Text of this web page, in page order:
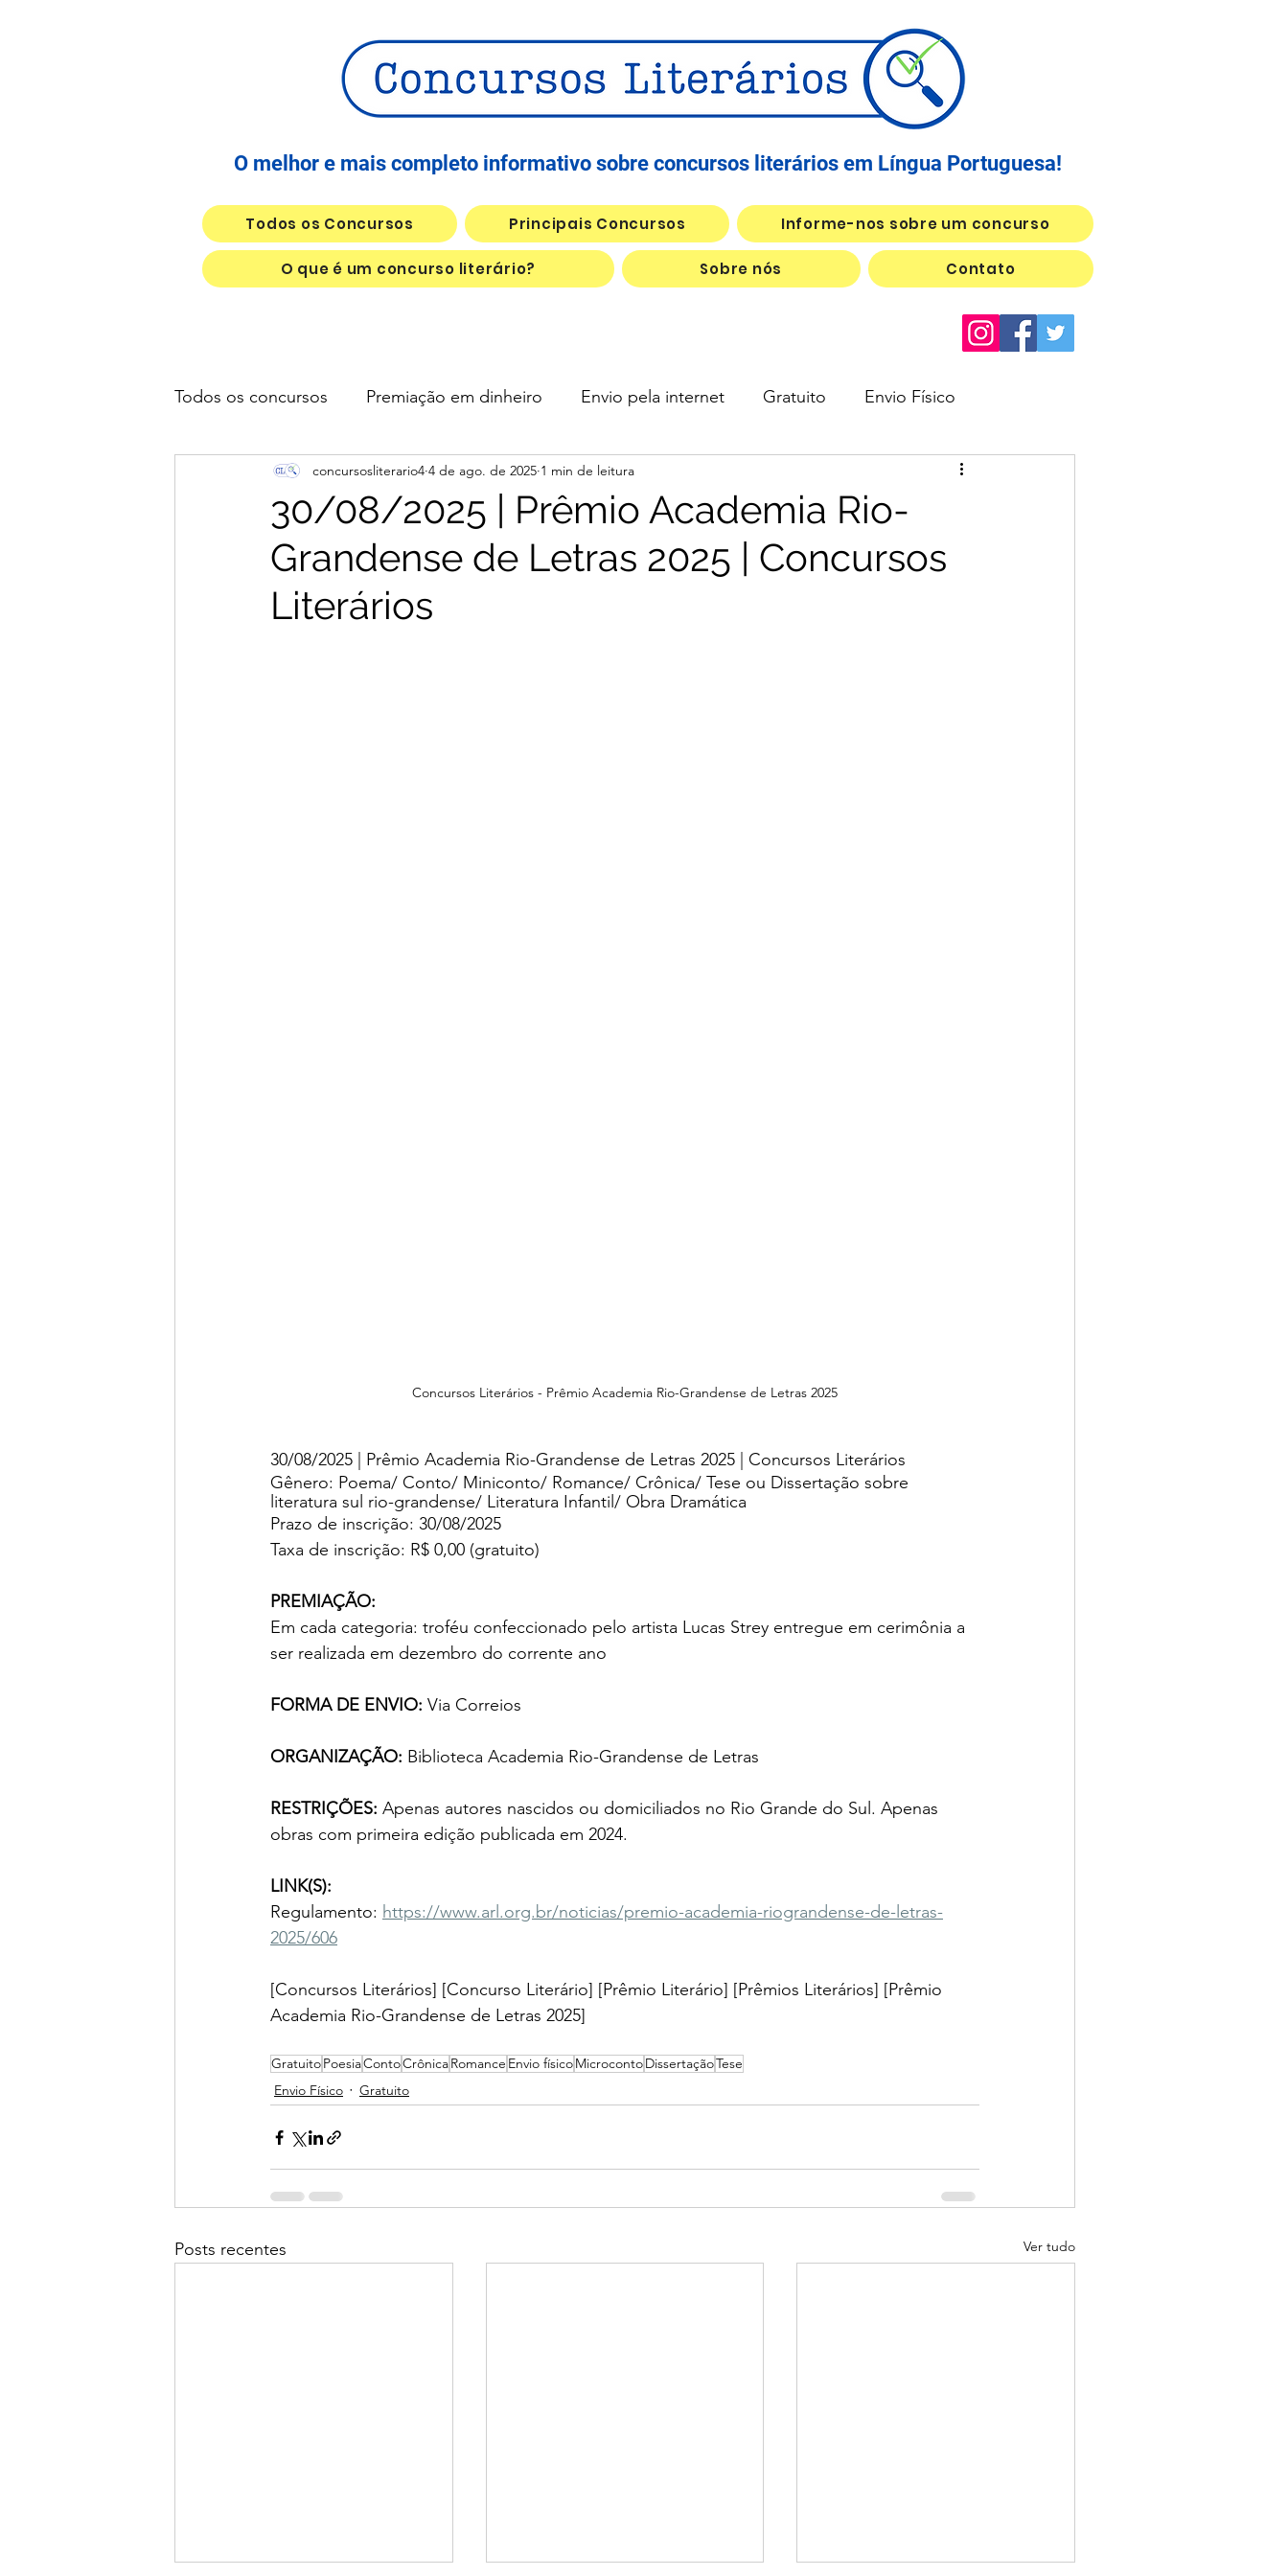
O melhor e mais completo informativo sobre concursos literários em Língua Portuguesa!
Todos os Concursos Principais Concursos Informe-nos sobre um concurso
O que é um concurso literário? Sobre nós Contato
Todos os concursos Premiação em dinheiro Envio pela internet Gratuito Envio Físico
30/08/2025 | Prêmio Academia Rio-
Grandense de Letras 2025 | Concursos
Literários
concursosliterario4 4 de ago. de 2025 1 min de leitura
Concursos Literários - Prêmio Academia Rio-Grandense de Letras 2025
30/08/2025 | Prêmio Academia Rio-Grandense de Letras 2025 | Concursos Literários
Gênero: Poema/ Conto/ Miniconto/ Romance/ Crônica/ Tese ou Dissertação sobre
literatura sul rio-grandense/ Literatura Infantil/ Obra Dramática
Prazo de inscrição: 30/08/2025
Taxa de inscrição: R$ 0,00 (gratuito)
PREMIAÇÃO:
Em cada categoria: troféu confeccionado pelo artista Lucas Strey entregue em cerimônia a
ser realizada em dezembro do corrente ano
FORMA DE ENVIO: Via Correios
ORGANIZAÇÃO: Biblioteca Academia Rio-Grandense de Letras
RESTRIÇÕES: Apenas autores nascidos ou domiciliados no Rio Grande do Sul. Apenas
obras com primeira edição publicada em 2024.
LINK(S):
Regulamento: https://www.arl.org.br/noticias/premio-academia-riograndense-de-letras-
2025/606
[Concursos Literários] [Concurso Literário] [Prêmio Literário] [Prêmios Literários] [Prêmio
Academia Rio-Grandense de Letras 2025]
GratuitoPoesiaContoCrônicaRomance Envio físicoMicrocontoDissertaçãoTese
Envio Físico
Gratuito
Posts recentes Ver tudo